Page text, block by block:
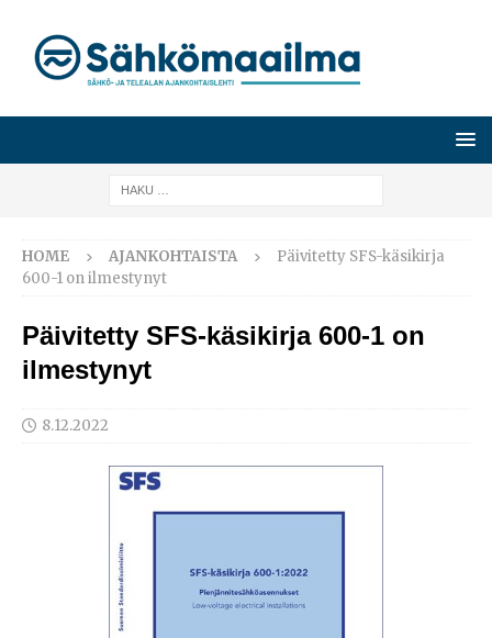
HOME AJANKOHTAISTA
Päivitetty SFS-käsikirja
600-1 on ilmestynyt
Päivitetty SFS-käsikirja 600-1 on
ilmestynyt
8.12.2022